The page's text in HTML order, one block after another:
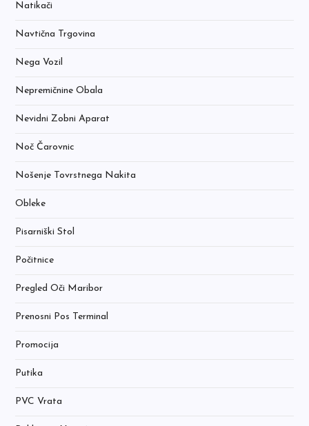
Natikači
Navtična Trgovina
Nega Vozil
Nepremičnine Obala
Nevidni Zobni Aparat
Noč Čarovnic
Nošenje Tovrstnega Nakita
Obleke
Pisarniški Stol
Počitnice
Pregled Oči Maribor
Prenosni Pos Terminal
Promocija
Putika
PVC Vrata